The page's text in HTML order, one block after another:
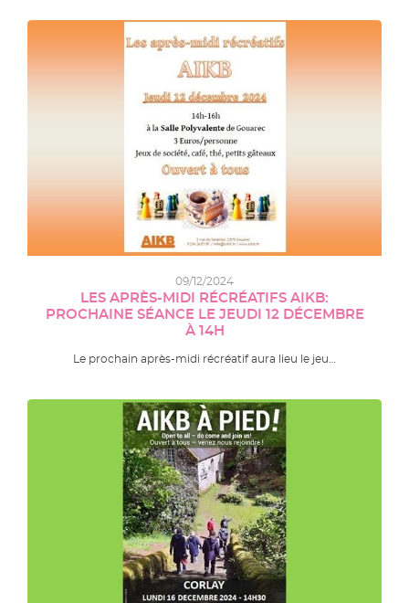
09/12/2024
LES APRÈS-MIDI RÉCRÉATIFS AIKB:
PROCHAINE SÉANCE LE JEUDI 12 DÉCEMBRE
À 14H
Le prochain après-midi récréatif aura lieu le jeu…